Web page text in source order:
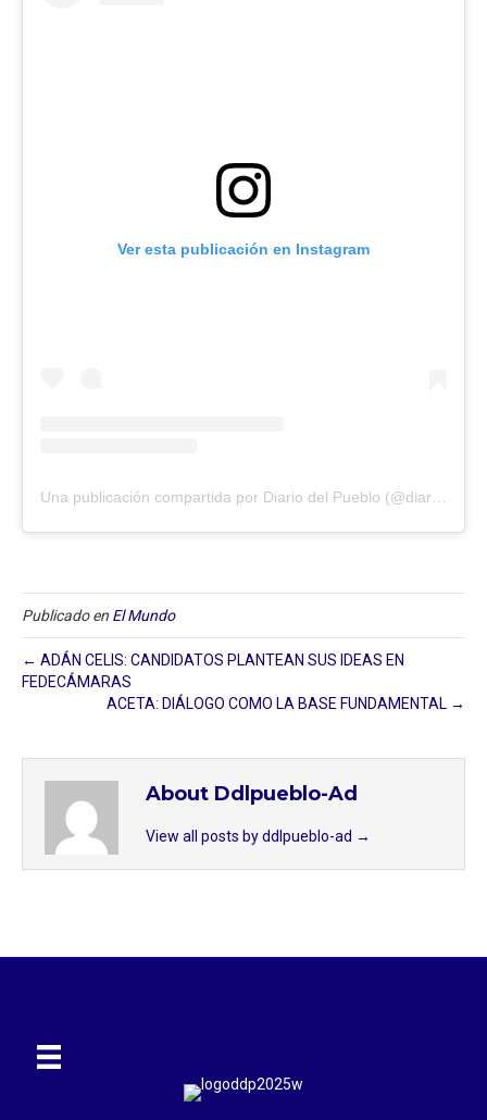
Ver esta publicación en Instagram
Publicado en El Mundo
← ADÁN CELIS: CANDIDATOS PLANTEAN SUS IDEAS EN
FEDECÁMARAS
ACETA: DIÁLOGO COMO LA BASE FUNDAMENTAL →
About Ddlpueblo-Ad
View all posts by ddlpueblo-ad →